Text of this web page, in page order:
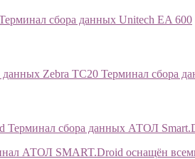
сбора данных Unitech EA 600
Терминал сбора
Терминал сбора данных АТОЛ
АТОЛ SMART.Droid оснащён